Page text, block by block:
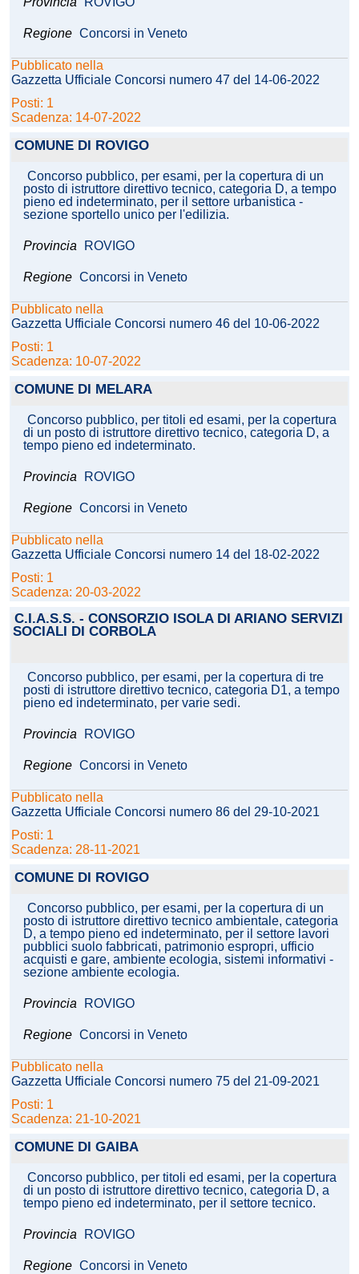
Regione Concorsi in Veneto
Pubblicato nella
Gazzetta Ufficiale Concorsi numero 47 del 14-06-2022
Posti: 1
Scadenza: 14-07-2022
COMUNE DI ROVIGO
Concorso pubblico, per esami, per la copertura di un
posto di istruttore direttivo tecnico, categoria D, a tempo
pieno ed indeterminato, per il settore urbanistica -
sezione sportello unico per l'edilizia.
Provincia ROVIGO
Regione Concorsi in Veneto
Pubblicato nella
Gazzetta Ufficiale Concorsi numero 46 del 10-06-2022
Posti: 1
Scadenza: 10-07-2022
COMUNE DI MELARA
Concorso pubblico, per titoli ed esami, per la copertura
di un posto di istruttore direttivo tecnico, categoria D, a
tempo pieno ed indeterminato.
Provincia ROVIGO
Regione Concorsi in Veneto
Pubblicato nella
Gazzetta Ufficiale Concorsi numero 14 del 18-02-2022
Posti: 1
Scadenza: 20-03-2022
C.I.A.S.S. - CONSORZIO ISOLA DI ARIANO SERVIZI
SOCIALI DI CORBOLA
Concorso pubblico, per esami, per la copertura di tre
posti di istruttore direttivo tecnico, categoria D1, a tempo
pieno ed indeterminato, per varie sedi.
Provincia ROVIGO
Regione Concorsi in Veneto
Pubblicato nella
Gazzetta Ufficiale Concorsi numero 86 del 29-10-2021
Posti: 1
Scadenza: 28-11-2021
COMUNE DI ROVIGO
Concorso pubblico, per esami, per la copertura di un
posto di istruttore direttivo tecnico ambientale, categoria
D, a tempo pieno ed indeterminato, per il settore lavori
pubblici suolo fabbricati, patrimonio espropri, ufficio
acquisti e gare, ambiente ecologia, sistemi informativi -
sezione ambiente ecologia.
Provincia ROVIGO
Regione Concorsi in Veneto
Pubblicato nella
Gazzetta Ufficiale Concorsi numero 75 del 21-09-2021
Posti: 1
Scadenza: 21-10-2021
COMUNE DI GAIBA
Concorso pubblico, per titoli ed esami, per la copertura
di un posto di istruttore direttivo tecnico, categoria D, a
tempo pieno ed indeterminato, per il settore tecnico.
Provincia ROVIGO
Regione Concorsi in Veneto